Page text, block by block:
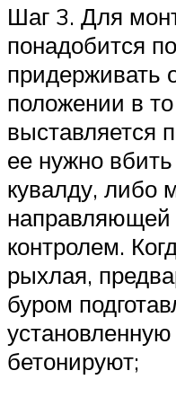
Шаг 3. Для
понадобится
придерживать
положении в
выставляется
ее нужно
кувалду, либо
направляющей
контролем.
рыхлая,
буром
бетонируют;